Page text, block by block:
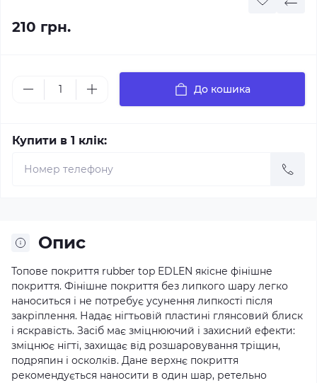
210 грн.
До кошика
Купити в 1 клік:
Опис
Топове покриття rubber top EDLEN якісне фінішне
покриття. Фінішне покриття без липкого шару легко
наноситься і не потребує усунення липкості після
закріплення. Надає нігтьовій пластині глянсовий блиск
і яскравість. Засіб має зміцнюючий і захисний ефекти:
зміцнює нігті, захищає від розшаровування тріщин,
подряпин і осколків. Дане верхнє покриття
рекомендується наносити в один шар, ретельно